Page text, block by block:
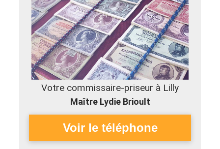
Votre commissaire-priseur à Lilly
Maître Lydie Brioult